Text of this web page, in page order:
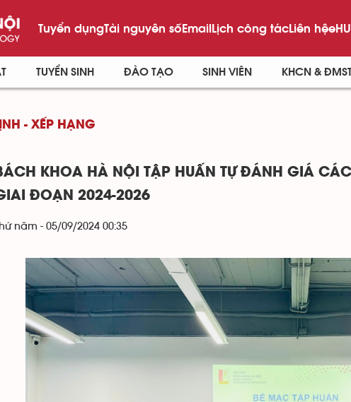
Tuyển dụngTài nguyên sốEmailLịch công tácLiên hệ
TUYỂN SINH ĐÀO TẠO SINH VIÊN KHCN &
- XẾP HẠNG
KHOA HÀ NỘI TẬP HUẤN TỰ ĐÁNH GIÁ
ĐOẠN 2024-2026
Thứ năm - 05/09/2024 00:35